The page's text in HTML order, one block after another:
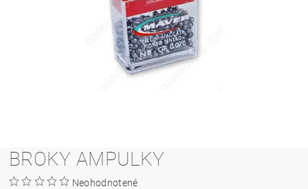
BROKY AMPULKY
Neohodnotené